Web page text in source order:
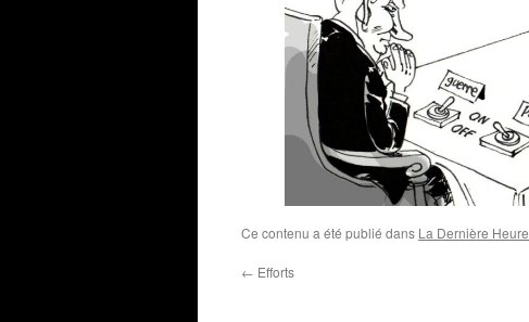
Ce contenu a été publié dans La Dernière Heure
← Efforts